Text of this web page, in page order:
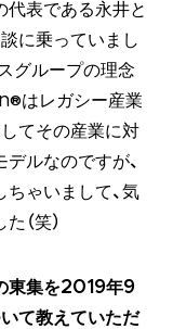
代表である永井と
に乗っていまし
グループの理念
はレガシー産業
てその産業に対
ルなのですが、
ゃいまして、気
（笑）
東集を2019年9
て教えていただ